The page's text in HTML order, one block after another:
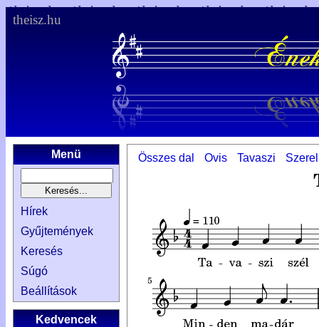
theisz.hu
Menü
Hírek
Gyűjtemények
Keresés
Súgó
Beállítások
Kedvencek
Összes dal Ovis Tavaszi